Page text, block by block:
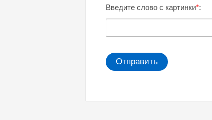
Введите слово с картинки*: